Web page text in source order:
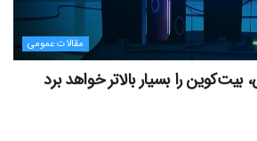
مقالات عمومی
را بسیار بالاتر خواهد برد